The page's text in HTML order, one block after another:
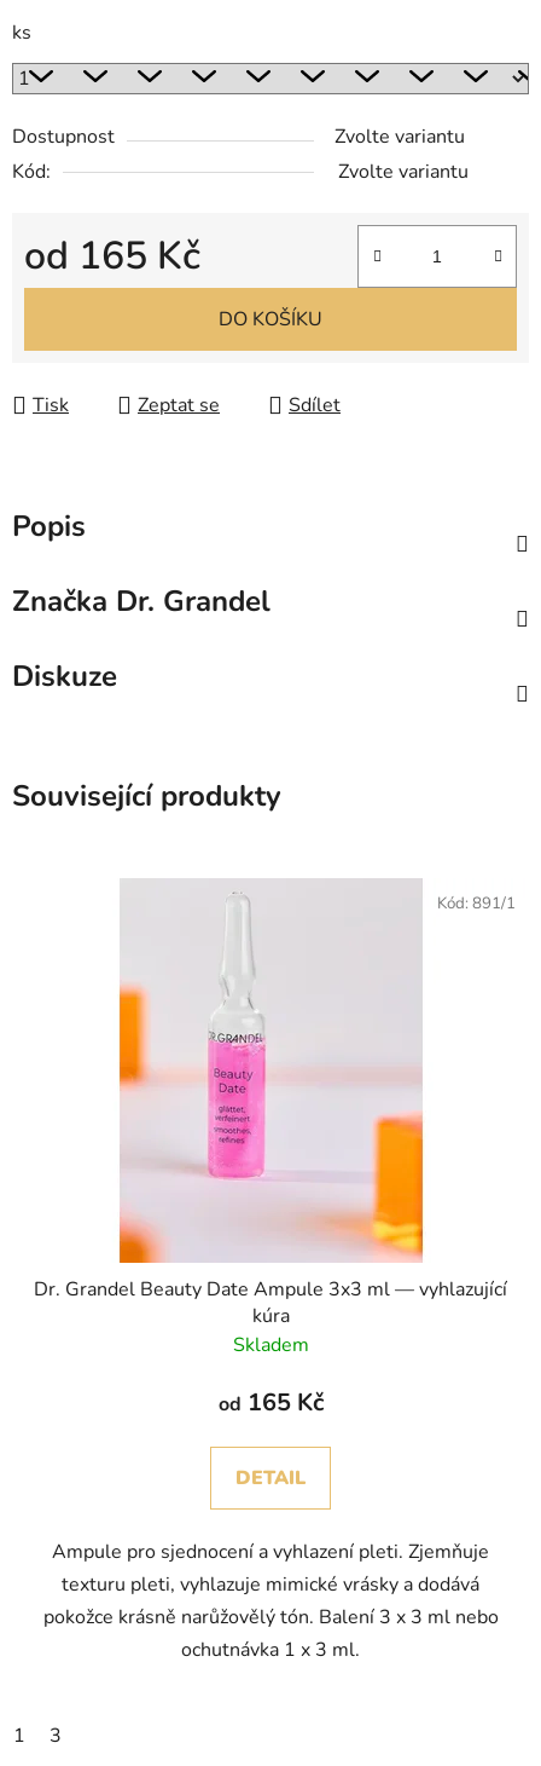
ks
Dostupnost
Zvolte variantu
Kód:
Zvolte variantu
od 165 Kč
Měrná cena:
DO KOŠÍKU
Tisk Zeptat se Sdílet
Popis
Značka Dr. Grandel
Diskuze
Související produkty
Dr. Grandel Beauty Date Ampule 3x3 ml — vyhlazující
kúra
Skladem
od 165 Kč
DETAIL
Ampule pro sjednocení a vyhlazení pleti. Zjemňuje
texturu pleti, vyhlazuje mimické vrásky a dodává
pokožce krásně narůžovělý tón. Balení 3 x 3 ml nebo
ochutnávka 1 x 3 ml.
1 3
Kód: 891/1